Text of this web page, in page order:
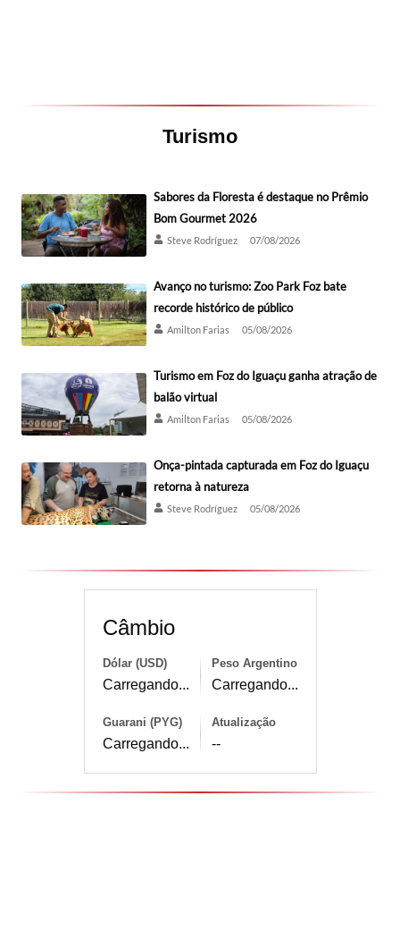
Turismo
Sabores da Floresta é destaque no Prêmio
Bom Gourmet 2026
Steve Rodríguez 07/08/2026
Avanço no turismo: Zoo Park Foz bate
recorde histórico de público
Amilton Farias 05/08/2026
Turismo em Foz do Iguaçu ganha atração de
balão virtual
Amilton Farias 05/08/2026
Onça-pintada capturada em Foz do Iguaçu
retorna à natureza
Steve Rodríguez 05/08/2026
Câmbio
Dólar (USD)
Carregando...
Peso Argentino
Carregando...
Guarani (PYG)
Carregando...
Atualização
--